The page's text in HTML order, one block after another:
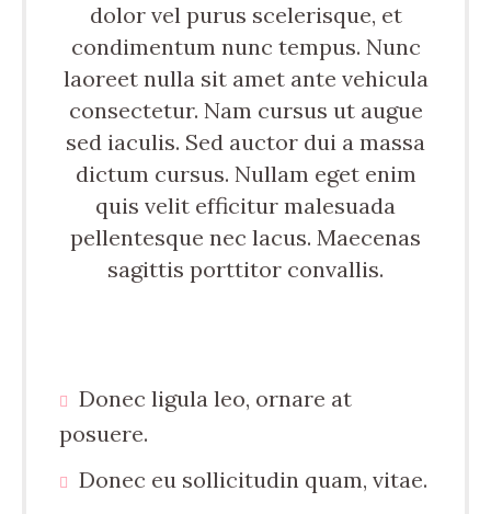
dolor vel purus scelerisque, et
condimentum nunc tempus. Nunc
laoreet nulla sit amet ante vehicula
consectetur. Nam cursus ut augue
sed iaculis. Sed auctor dui a massa
dictum cursus. Nullam eget enim
quis velit efficitur malesuada
pellentesque nec lacus. Maecenas
sagittis porttitor convallis.
Donec ligula leo, ornare at
posuere.
Donec eu sollicitudin quam, vitae.